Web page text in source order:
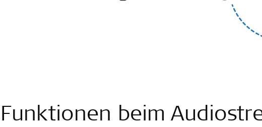
Funktionen beim